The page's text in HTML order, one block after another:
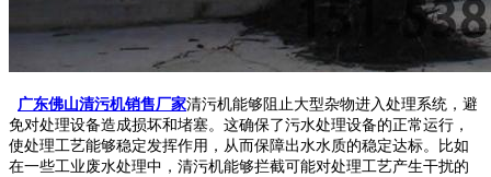
广东佛山清污机销售厂家清污机能够阻止大型杂物进入处理系统，避
免对处理设备造成损坏和堵塞。这确保了污水处理设备的正常运行，
使处理工艺能够稳定发挥作用，从而保障出水水质的稳定达标。比如
在一些工业废水处理中，清污机能够拦截可能对处理工艺产生干扰的